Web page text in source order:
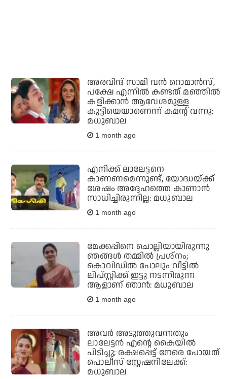
അരവിന്ദ് സാമി വന്‍ റൊമാന്‍സ്,
പക്ഷേ എന്നില്‍ കണ്ടത് മഞ്ഞില്‍
കളിക്കാന്‍ ആവേശമുള്ള
കുട്ടിയെയാണെന്ന് കമന്റ് വന്നു:
മധുബാല
1 month ago
എനിക്ക് ലാലേട്ടനെ
കാണണമെന്നുണ്ട്, യോദ്ധയ്ക്ക്
ശേഷം അദ്ദേഹത്തെ കാണാന്‍
സാധിച്ചിരുന്നില്ല: മധുബാല
1 month ago
മേക്കപ്പിനെ ചൊല്ലിയായിരുന്നു
ഞങ്ങള്‍ തമ്മില്‍ പ്രശ്‌നം;
കൊവിഡില്‍ പോലും വീട്ടില്‍
ലിപ്സ്റ്റിക്ക് ഇട്ടു നടന്നിരുന്ന
ആളാണ് ഞാന്‍: മധുബാല
1 month ago
അവര്‍ അടുത്തുവന്നതും
ലാലേട്ടന്‍ എന്റെ കൈയില്‍
പിടിച്ചു; രക്ഷപ്പെട്ട് നേരെ പോയത്
പൊലീസ് സ്റ്റേഷനിലേക്ക്:
മധുബാല